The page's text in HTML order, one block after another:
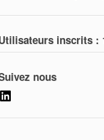
inscrits :
nous